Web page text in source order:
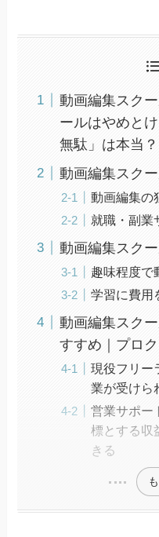
動画編集スク
ールはやめと
無駄」は本当？
動画編集スク
動画編集の
就職・副業
動画編集スク
趣味程度で
学習に費用
動画編集スク
すすめ｜プロ
現役フリー
業が受けら
営業サポー
標とする収
きる